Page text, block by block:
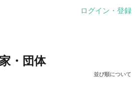
ログイン・登録
・団体
並び順について